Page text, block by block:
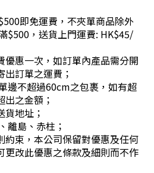
即免運費，不夾單商品除外
$500，送貨上門運費: HK$45/
惠一次，如訂單內產品需分開
訂單之運費；
邊不超過60cm之包裹，如有超
之金額；
地址；
離島、赤柱；
束，本公司保留對優惠及任何
更改此優惠之條款及細則而不作